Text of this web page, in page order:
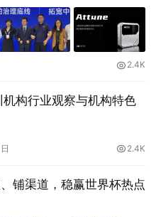
2.4K
机构行业观察与机构特色
2.4K
铺渠道，稳赢世界杯热点